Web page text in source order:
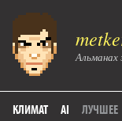
Альманах
КЛИМАТ AI ЛУЧШЕЕ